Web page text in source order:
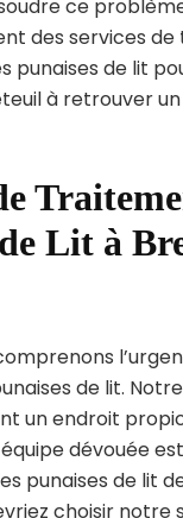
ce
des services
punaises de lit
à retrouver
Lit à
de lit.
un endroit
dévouée
punaises de lit
choisir notre